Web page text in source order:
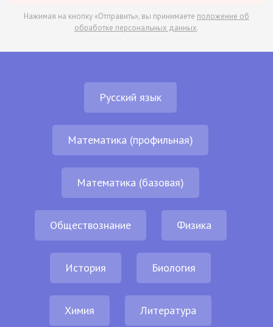
Нажимая на кнопку «Отправить», вы принимаете положение об
обработке персональных данных.
Русский язык
Математика (профильная)
Математика (базовая)
Обществознание Физика
История Биология
Химия Литература